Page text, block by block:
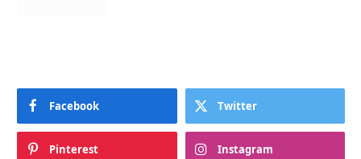
Facebook Twitter
Pinterest Instagram